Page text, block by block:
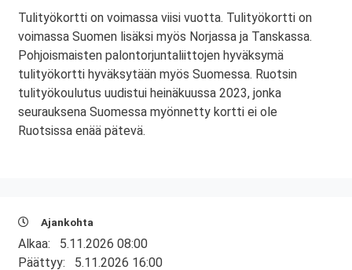
Tulityökortti on voimassa viisi vuotta. Tulityökortti on
voimassa Suomen lisäksi myös Norjassa ja Tanskassa.
Pohjoismaisten palontorjuntaliittojen hyväksymä
tulityökortti hyväksytään myös Suomessa. Ruotsin
tulityökoulutus uudistui heinäkuussa 2023, jonka
seurauksena Suomessa myönnetty kortti ei ole
Ruotsissa enää pätevä.
Ajankohta
Alkaa: 5.11.2026 08:00
Päättyy: 5.11.2026 16:00